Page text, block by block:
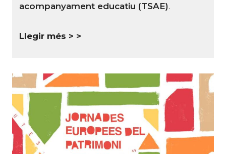
acompanyament educatiu (TSAE).
Llegir més >